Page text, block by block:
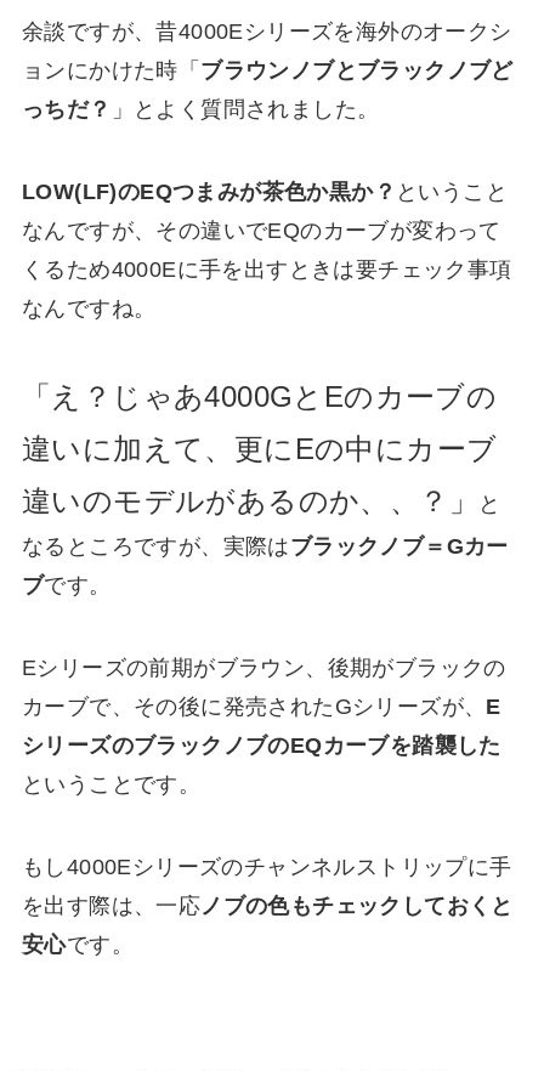
余談ですが、昔4000Eシリーズを海外のオークシ
ョンにかけた時「 ブラウンノブとブラックノブど
っちだ？ 」とよく質問されました。
LOW(LF)のEQつまみが茶色か黒か？ ということ
なんですが、その違いでEQのカーブが変わって
くるため4000Eに手を出すときは要チェック事項
なんですね。
「え？じゃあ4000GとEのカーブの
違いに加えて、更にEの中にカーブ
違いのモデルがあるのか、、？」
と
なるところですが、実際はブラックノブ＝ Gカー
ブです。
Eシリーズの前期がブラウン、後期がブラックの
カーブで、その後に発売されたGシリーズが、 E
シリーズのブラックノブのEQカーブを踏襲した
ということです。
もし4000Eシリーズのチャンネルストリップに手
を出す際は、一応ノブの色もチェックしておくと
安心です。